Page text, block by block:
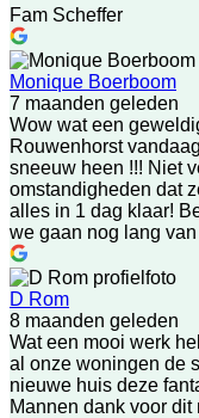
Fam Scheffer
Monique Boerboom
7 maanden geleden
Wow wat een
Rouwenhorst
sneeuw heen !!! Niet
omstandigheden dat
alles in 1 dag klaar!
we gaan nog lang
D Rom
8 maanden geleden
Wat een mooi werk
al onze woningen de
nieuwe huis deze
Mannen dank voor dit